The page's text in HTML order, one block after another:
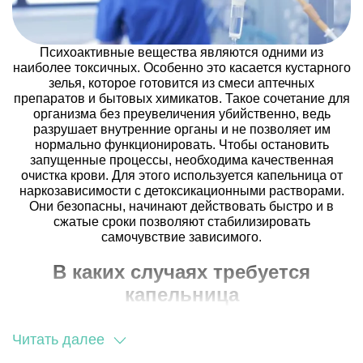
Психоактивные вещества являются одними из
наиболее токсичных. Особенно это касается кустарного
зелья, которое готовится из смеси аптечных
препаратов и бытовых химикатов. Такое сочетание для
организма без преувеличения убийственно, ведь
разрушает внутренние органы и не позволяет им
нормально функционировать. Чтобы остановить
запущенные процессы, необходима качественная
очистка крови. Для этого используется капельница от
наркозависимости с детоксикационными растворами.
Они безопасны, начинают действовать быстро и в
сжатые сроки позволяют стабилизировать
самочувствие зависимого.
В каких случаях требуется
капельница
Читать далее